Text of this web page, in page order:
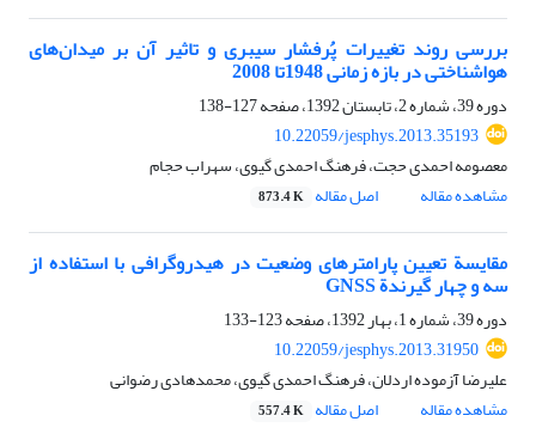
بررسی روند تغییرات پُرفشار سیبری و تاثیر آن بر میدان‌‌های
هواشناختی در بازه زمانی 1948تا 2008
دوره 39، شماره 2، تابستان 1392، صفحه
127-138
10.22059/jesphys.2013.35193
معصومه احمدی حجت، فرهنگ احمدی گیوی، سهراب حجام
مشاهده مقاله
اصل مقاله 873.4 K
مقایسة تعیین پارامترهای وضعیت در هیدروگرافی با استفاده از
سه و چهار گیرندة GNSS
دوره 39، شماره 1، بهار 1392، صفحه
123-133
10.22059/jesphys.2013.31950
علیرضا آزموده اردلان، فرهنگ احمدی گیوی، محمدهادی رضوانی
مشاهده مقاله
اصل مقاله 557.4 K